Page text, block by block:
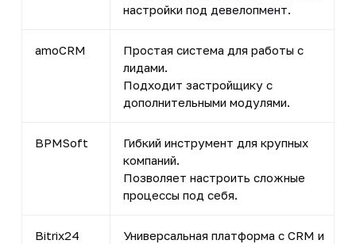
настройки под девелопмент.
amoCRM
Простая система для работы с
лидами.
Подходит застройщику с
дополнительными модулями.
BPMSoft
Гибкий инструмент для крупных
компаний.
Позволяет настроить сложные
процессы под себя.
Bitrix24
Универсальная платформа с CRM и